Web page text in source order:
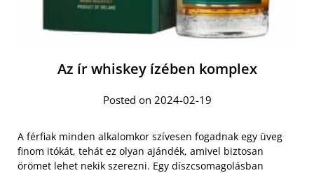
Az ír whiskey ízében komplex
Posted on 2024-02-19
A férfiak minden alkalomkor szívesen fogadnak egy üveg
finom itókát, tehát ez olyan ajándék, amivel biztosan
örömet lehet nekik szerezni. Egy díszcsomagolásban